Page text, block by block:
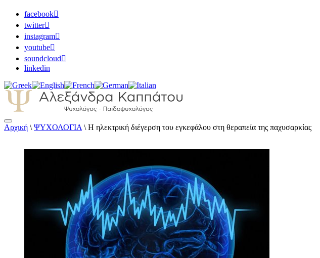
facebook
twitter
instagram
youtube
soundcloud
linkedin
Αλεξάνδρα Καππάτου Ψυχολόγος – Παιδοψυχολόγος
Αρχική \ ΨΥΧΟΛΟΓΙΑ \ Η ηλεκτρική διέγερση του εγκεφάλου στη θεραπεία της παχυσαρκίας